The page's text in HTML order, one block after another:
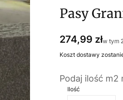
Pasy
Cena
274,99 złw tym
w tym
Koszt dostawy
Podaj ilość m2
Ilość